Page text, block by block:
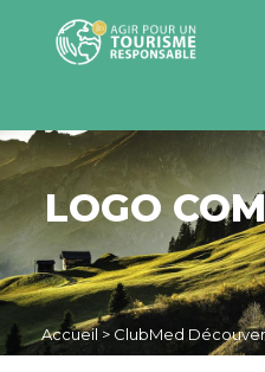
LOGO
Accueil > ClubMed